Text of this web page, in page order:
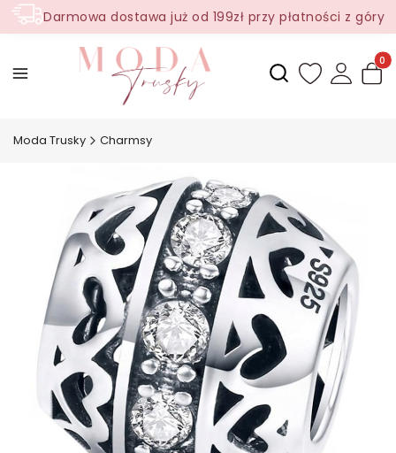
Darmowa dostawa już od 199zł przy płatności z góry
Otwórz
Moda Trusky Charmsy